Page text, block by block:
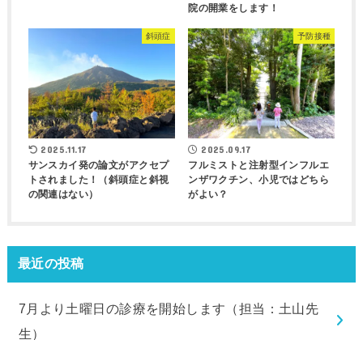
院の開業をします！
斜頭症
2025.11.17
サンスカイ発の論文がアクセプ
トされました！（斜頭症と斜視
の関連はない）
予防接種
2025.09.17
フルミストと注射型インフルエ
ンザワクチン、小児ではどちら
がよい？
最近の投稿
7月より土曜日の診療を開始します（担当：土山先
生）